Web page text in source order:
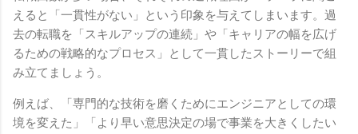
えると「一貫性がない」という印象を与えてしまいます。過
去の転職を「スキルアップの連続」や「キャリアの幅を広げ
るための戦略的なプロセス」として一貫したストーリーで組
み立てましょう。
例えば、「専門的な技術を磨くためにエンジニアとしての環
境を変えた」「より早い意思決定の場で事業を大きくしたい